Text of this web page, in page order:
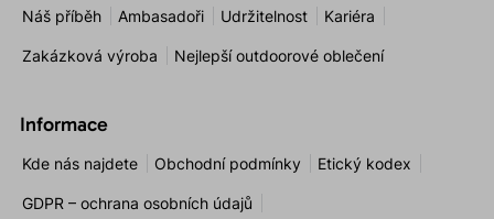
Náš příběh Ambasadoři Udržitelnost Kariéra
Zakázková výroba Nejlepší outdoorové oblečení
Informace
Kde nás najdete Obchodní podmínky Etický kodex
GDPR – ochrana osobních údajů